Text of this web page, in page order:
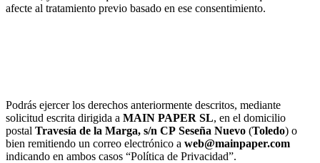
afecte al tratamiento previo basado en ese consentimiento.
Podrás ejercer los derechos anteriormente descritos, mediante
solicitud escrita dirigida a MAIN PAPER SL, en el domicilio
postal Travesía de la Marga, s/n CP Seseña Nuevo (Toledo) o
bien remitiendo un correo electrónico a web@mainpaper.com
indicando en ambos casos “Política de Privacidad”.